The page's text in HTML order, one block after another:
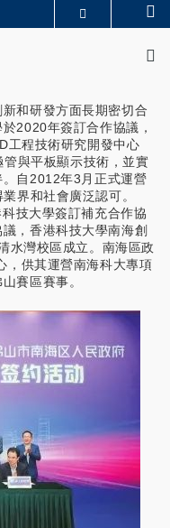
和研發方面長期密切合
2020年簽訂合作協議，
工程技術研究開發中心
與平板顯示技術，並實
自2012年3月正式運營
界和社會廣泛認可。
技大學簽訂補充合作協
，香港科技大學南海創
水灣校區成立。南海區政
，供其運營南海科大專項
賽區賽事。